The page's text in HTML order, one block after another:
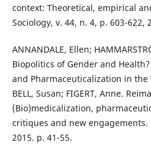
context: Theoretical, empirical
Sociology, v. 44, n. 4, p. 603-622,
ANNANDALE, Ellen;
Biopolitics of Gender and
and Pharmaceuticalization in the
BELL, Susan; FIGERT, Anne.
(Bio)medicalization,
critiques and new engagements.
2015. p. 41-55.